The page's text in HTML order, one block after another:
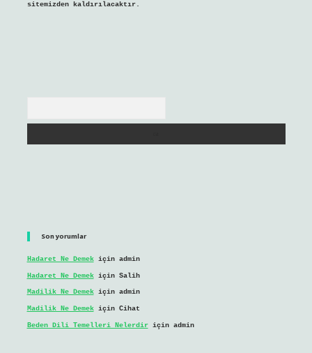
sitemizden kaldırılacaktır.
Son yorumlar
Hadaret Ne Demekiçin admin
Hadaret Ne Demekiçin Salih
Madilik Ne Demekiçin admin
Madilik Ne Demekiçin Cihat
Beden Dili Temelleri Nelerdiriçin admin